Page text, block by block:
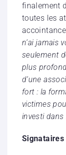
finalement
toutes les
n’ai jamais
seulement
plus
d’une
fort : la
victimes
investi dans
Signataires